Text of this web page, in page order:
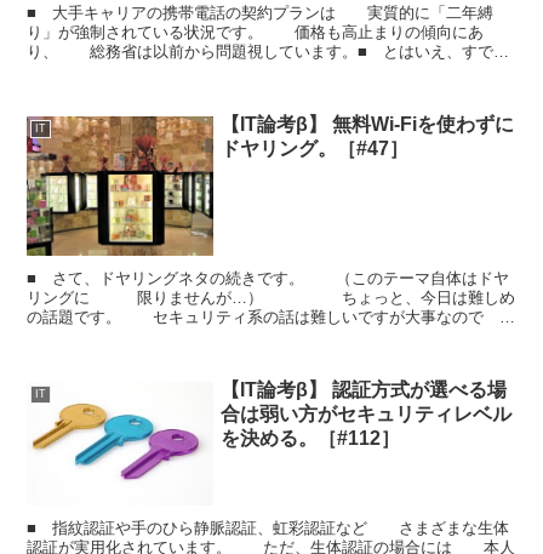
■ 大手キャリアの携帯電話の契約プランは 実質的に「二年縛
り」が強制されている状況です。 価格も高止まりの傾向にあ
り、 総務省は以前から問題視しています。■ とはいえ、すでに
IT
【IT論考β】 無料Wi-Fiを使わずに
ドヤリング。［#47］
■ さて、ドヤリングネタの続きです。 （このテーマ自体はドヤ
リングに 限りませんが…） ちょっと、今日は難しめ
の話題です。 セキュリティ系の話は難しいですが大事なので
IT
【IT論考β】 認証方式が選べる場
合は弱い方がセキュリティレベル
を決める。［#112］
■ 指紋認証や手のひら静脈認証、虹彩認証など さまざまな生体
認証が実用化されています。 ただ、生体認証の場合には 本人